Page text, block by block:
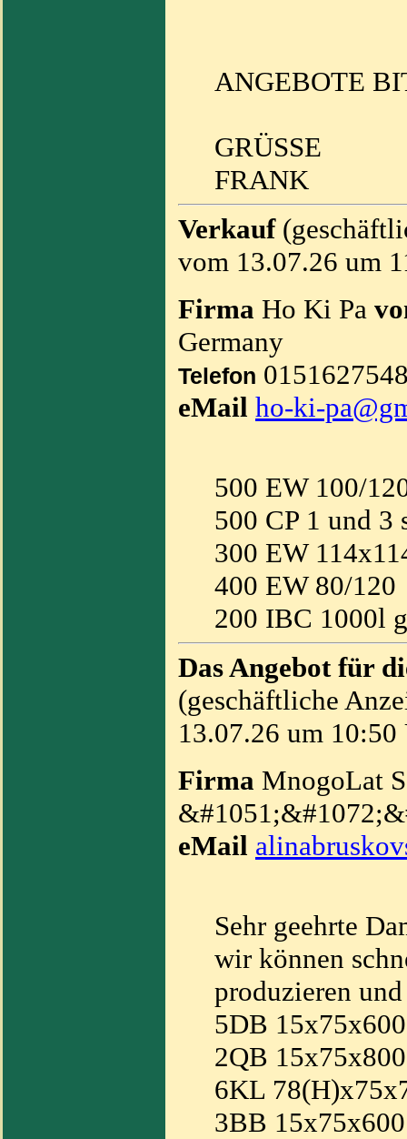
ANGEBOTE
GRÜSSE
FRANK
Verkauf
vom 13.07.26 um
Firma Ho Ki Pa
Germany
Telefon
eMail ho-ki-
500 EW 100/
500 CP 1 und 3
300 EW
400 EW 80/120
200 IBC 1000l
Das Angebot für
(geschäftliche
13.07.26 um 10:50
Firma MnogoLat
eMail
Sehr geehrte
wir können
produzieren
5DB 15x75x600
2QB 15x75x800
6KL
3BB 15x75x600